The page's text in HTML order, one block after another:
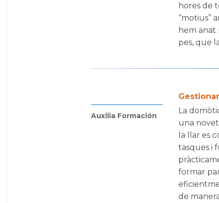
hores de
“motius”
hem
pes, que
Auxilia Formación
La
una
la llar es
tasques i
formar
de